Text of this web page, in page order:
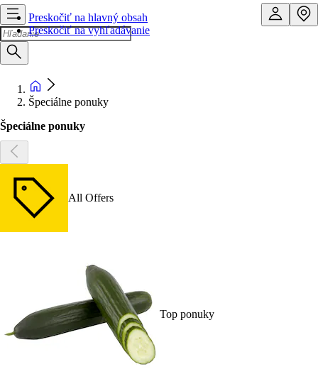
Preskočiť na hlavný obsah
Preskočiť na vyhľadávanie
Špeciálne ponuky
Špeciálne ponuky
All Offers
Top ponuky